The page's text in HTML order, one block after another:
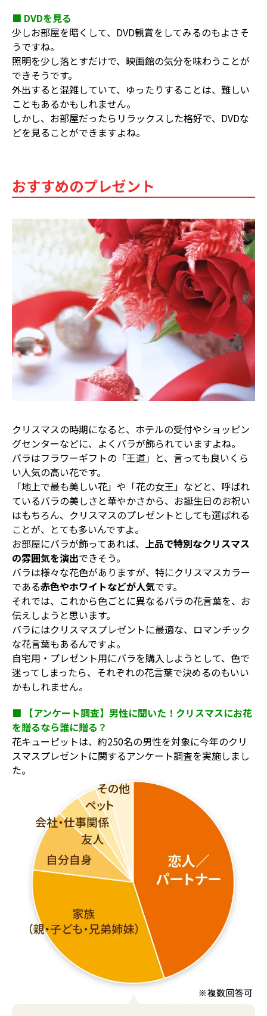
■ DVDを見る
少しお部屋を暗くして、DVD観賞をしてみるのもよさそ
うですね。
照明を少し落とすだけで、映画館の気分を味わうことが
できそうです。
外出すると混雑していて、ゆったりすることは、難しい
こともあるかもしれません。
しかし、お部屋だったらリラックスした格好で、DVDな
どを見ることができますよね。
おすすめのプレゼント
クリスマスの時期になると、ホテルの受付やショッピン
グセンターなどに、よくバラが飾られていますよね。
バラはフラワーギフトの「王道」と、言っても良いくら
い人気の高い花です。
「地上で最も美しい花」や「花の女王」などと、呼ばれ
ているバラの美しさと華やかさから、お誕生日のお祝い
はもちろん、クリスマスのプレゼントとしても選ばれる
ことが、とても多いんですよ。
お部屋にバラが飾ってあれば、 上品で特別なクリスマス
の雰囲気を演出できそう。
バラは様々な花色がありますが、特にクリスマスカラー
である赤色やホワイトなどが人気です。
それでは、これから色ごとに異なるバラの花言葉を、お
伝えしようと思います。
バラにはクリスマスプレゼントに最適な、ロマンチック
な花言葉もあるんですよ。
自宅用・プレゼント用にバラを購入しようとして、色で
迷ってしまったら、それぞれの花言葉で決めるのもいい
かもしれません。
■ 【アンケート調査】男性に聞いた！クリスマスにお花
を贈るなら誰に贈る？
花キューピットは、約250名の男性を対象に今年のクリ
スマスプレゼントに関するアンケート調査を実施しまし
た。